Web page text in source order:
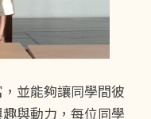
並能夠讓同學間彼
與動力，每位同學